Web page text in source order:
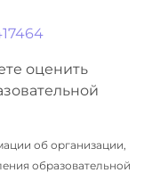
оценить
об организации,
образовательной